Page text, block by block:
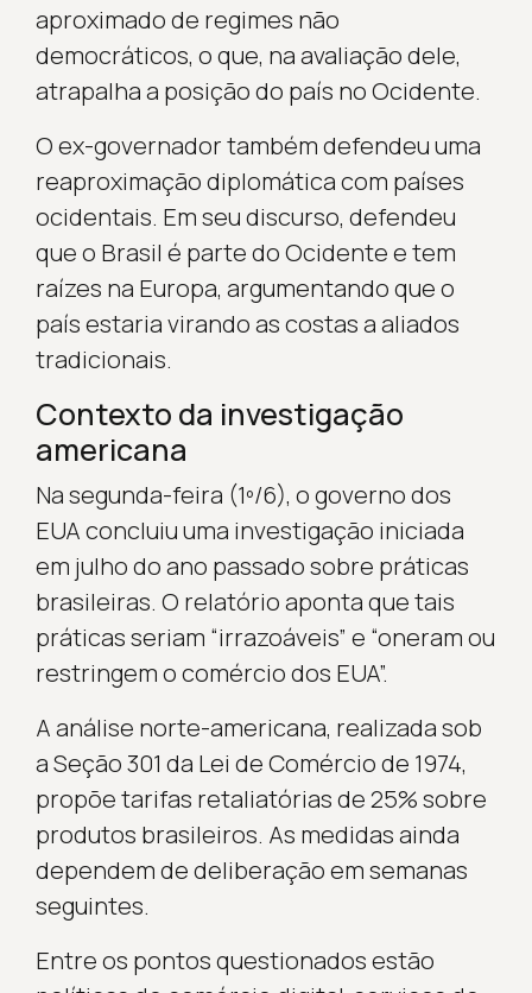
aproximado de regimes não
democráticos, o que, na avaliação dele,
atrapalha a posição do país no Ocidente.
O ex-governador também defendeu uma
reaproximação diplomática com países
ocidentais. Em seu discurso, defendeu
que o Brasil é parte do Ocidente e tem
raízes na Europa, argumentando que o
país estaria virando as costas a aliados
tradicionais.
Contexto da investigação
americana
Na segunda-feira (1º/6), o governo dos
EUA concluiu uma investigação iniciada
em julho do ano passado sobre práticas
brasileiras. O relatório aponta que tais
práticas seriam “irrazoáveis” e “oneram ou
restringem o comércio dos EUA”.
A análise norte-americana, realizada sob
a Seção 301 da Lei de Comércio de 1974,
propõe tarifas retaliatórias de 25% sobre
produtos brasileiros. As medidas ainda
dependem de deliberação em semanas
seguintes.
Entre os pontos questionados estão